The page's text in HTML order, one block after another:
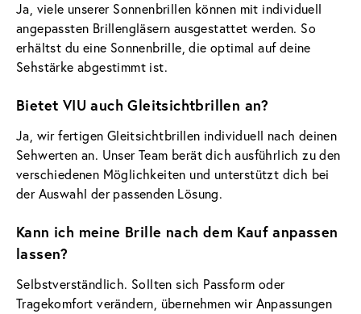
Ja, viele unserer Sonnenbrillen können mit individuell
angepassten Brillengläsern ausgestattet werden. So
erhältst du eine Sonnenbrille, die optimal auf deine
Sehstärke abgestimmt ist.
Bietet VIU auch Gleitsichtbrillen an?
Ja, wir fertigen Gleitsichtbrillen individuell nach deinen
Sehwerten an. Unser Team berät dich ausführlich zu den
verschiedenen Möglichkeiten und unterstützt dich bei
der Auswahl der passenden Lösung.
Kann ich meine Brille nach dem Kauf anpassen
lassen?
Selbstverständlich. Sollten sich Passform oder
Tragekomfort verändern, übernehmen wir Anpassungen